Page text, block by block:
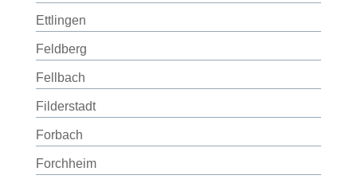
Ettlingen
Feldberg
Fellbach
Filderstadt
Forbach
Forchheim